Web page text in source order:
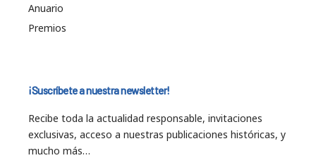
Anuario
Premios
¡Suscríbete a nuestra newsletter!
Recibe toda la actualidad responsable, invitaciones
exclusivas, acceso a nuestras publicaciones históricas, y
mucho más…